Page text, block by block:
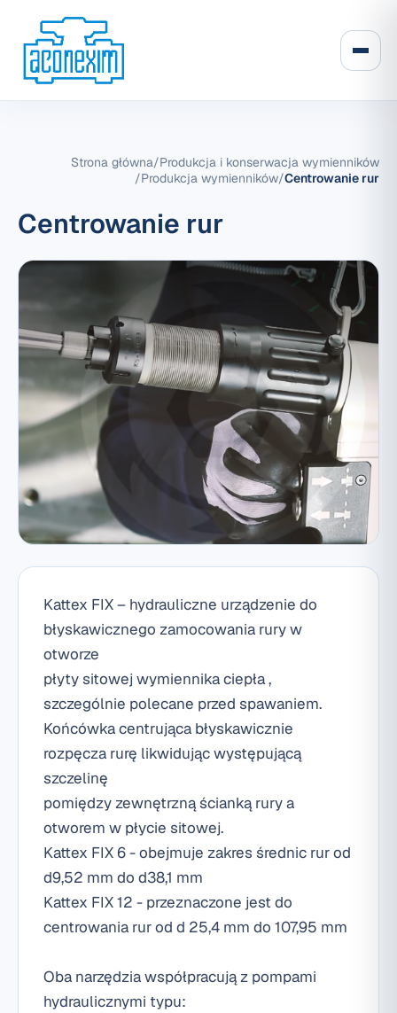
Strona główna/Produkcja i konserwacja wymienników
/Produkcja wymienników/Centrowanie rur
Centrowanie rur
Kattex FIX – hydrauliczne urządzenie do
błyskawicznego zamocowania rury w
otworze
płyty sitowej wymiennika ciepła ,
szczególnie polecane przed spawaniem.
Końcówka centrująca błyskawicznie
rozpęcza rurę likwidując występującą
szczelinę
pomiędzy zewnętrzną ścianką rury a
otworem w płycie sitowej.
Kattex FIX 6 - obejmuje zakres średnic rur od
d9,52 mm do d38,1 mm
Kattex FIX 12 - przeznaczone jest do
centrowania rur od d 25,4 mm do 107,95 mm
Oba narzędzia współpracują z pompami
hydraulicznymi typu: